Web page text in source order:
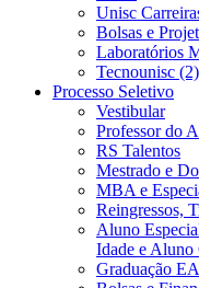
Unisc
Bolsas e
Laboratórios
Tecnounisc (2)
Processo Seletivo
Vestibular
Professor do
RS Talentos
Mestrado e
MBA e
Reingressos,
Aluno
Idade e Aluno
Graduação